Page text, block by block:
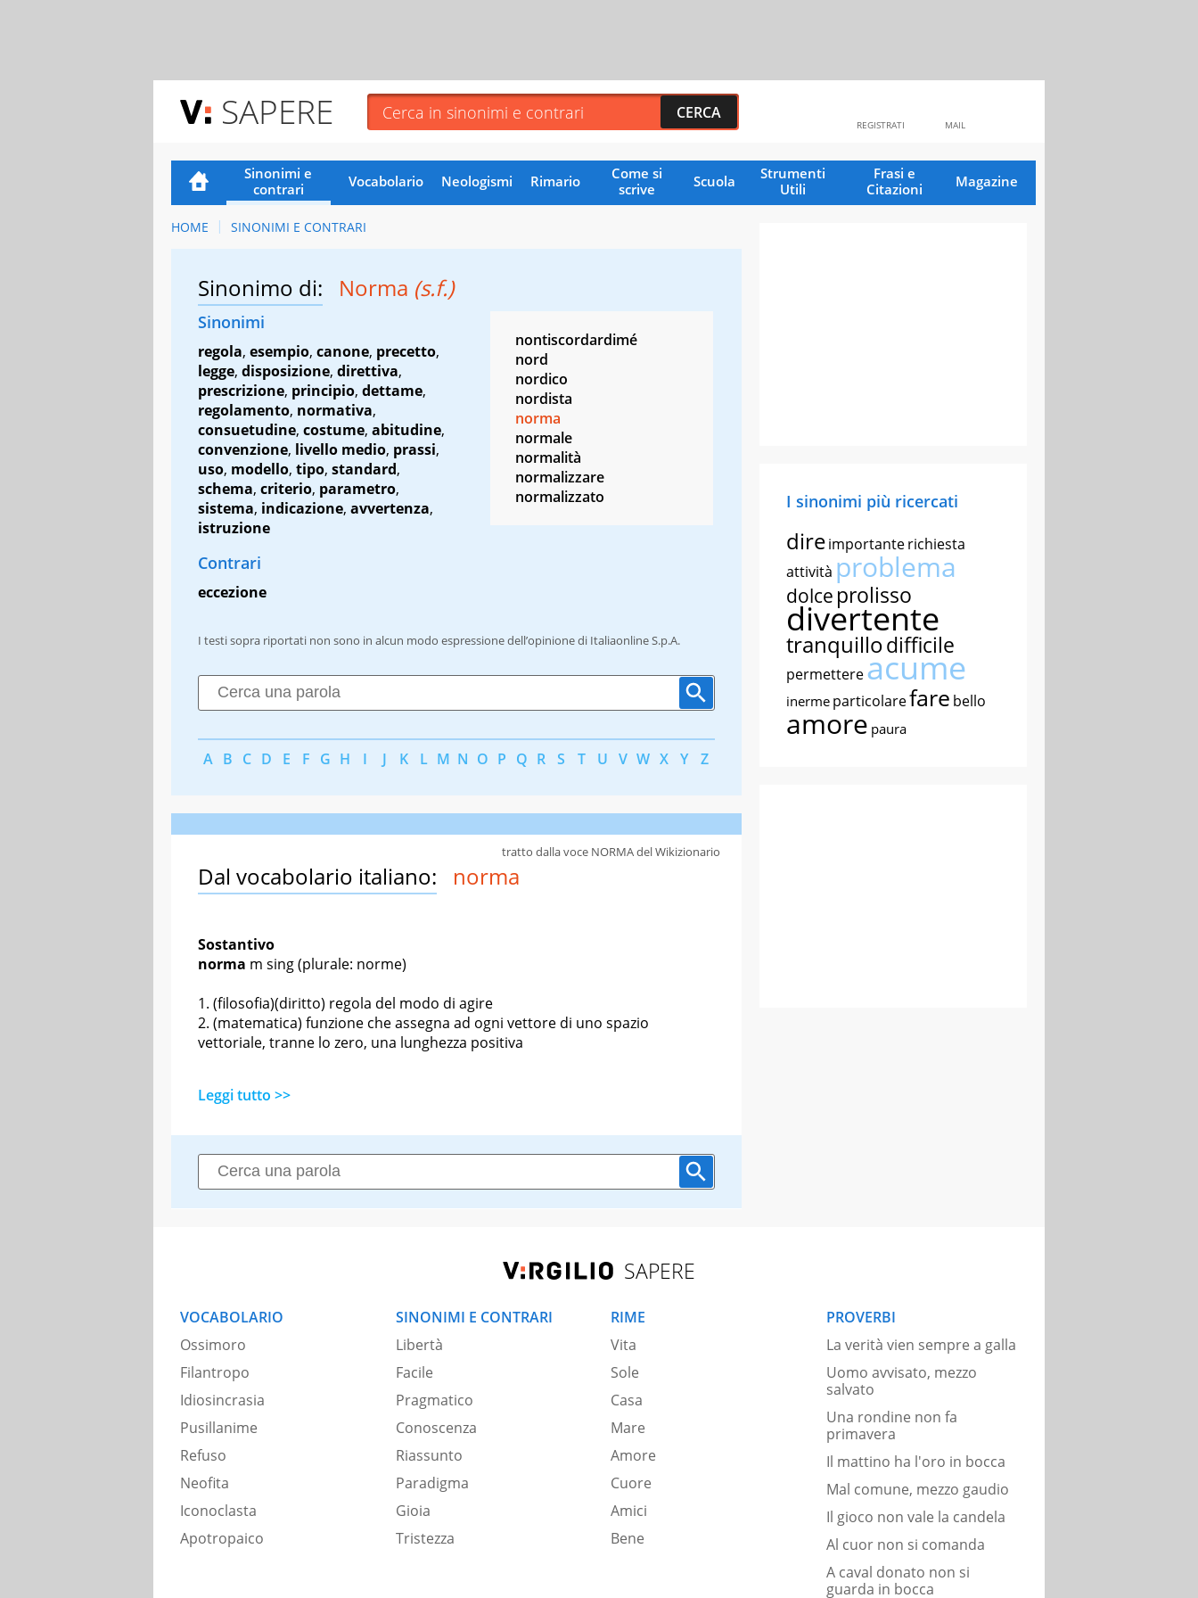
SAPERE MAIL
REGISTRATI
Sinonimi e
contrari
Vocabolario Neologismi Rimario
Come si
scrive
Scuola
Strumenti
Utili
Frasi e
Citazioni
Magazine
HOME SINONIMI E CONTRARI
Sinonimo di: Norma (s.f.)
Sinonimi
regola, esempio, canone, precetto,
legge, disposizione, direttiva,
prescrizione, principio, dettame,
regolamento, normativa,
consuetudine, costume, abitudine,
convenzione, livello medio, prassi,
uso, modello, tipo, standard,
schema, criterio, parametro,
sistema, indicazione, avvertenza,
istruzione
Contrari
eccezione
nontiscordardimé
nord
nordico
nordista
norma
normale
normalità
normalizzare
normalizzato
I testi sopra riportati non sono in alcun modo espressione dell’opinione di Italiaonline S.p.A.
A B C D E F G H I J K L M N O P Q R S T U V W X Y Z
Dal vocabolario italiano: norma
Sostantivo
norma m sing(plurale: norme)
(filosofia)(diritto) regola del modo di agire
(matematica) funzione che assegna ad ogni vettore di uno spazio
vettoriale, tranne lo zero, una lunghezza positiva
Leggi tutto >>
tratto dalla voce NORMA del Wikizionario
I sinonimi più ricercati
direimportanterichiesta
attività problema
dolce prolisso
divertente
tranquillodifficile
permettereacume
inerme particolarefare bello
amore paura
SAPERE
VOCABOLARIO
Ossimoro
Filantropo
Idiosincrasia
Pusillanime
Refuso
Neofita
Iconoclasta
Apotropaico
SINONIMI E CONTRARI
Libertà
Facile
Pragmatico
Conoscenza
Riassunto
Paradigma
Gioia
Tristezza
RIME
Vita
Sole
Casa
Mare
Amore
Cuore
Amici
Bene
PROVERBI
La verità vien sempre a galla
Uomo avvisato, mezzo
salvato
Una rondine non fa
primavera
Il mattino ha l'oro in bocca
Mal comune, mezzo gaudio
Il gioco non vale la candela
Al cuor non si comanda
A caval donato non si
guarda in bocca